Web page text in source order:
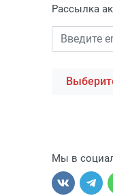
Рассылка
Мы в